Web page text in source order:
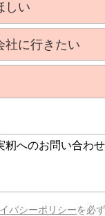
しい
社に行きたい
バシーポリシーを必